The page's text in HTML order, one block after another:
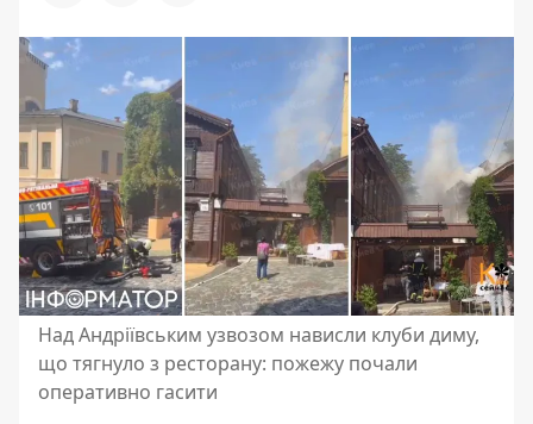
Над Андріївським узвозом нависли клуби диму,
що тягнуло з ресторану: пожежу почали
оперативно гасити